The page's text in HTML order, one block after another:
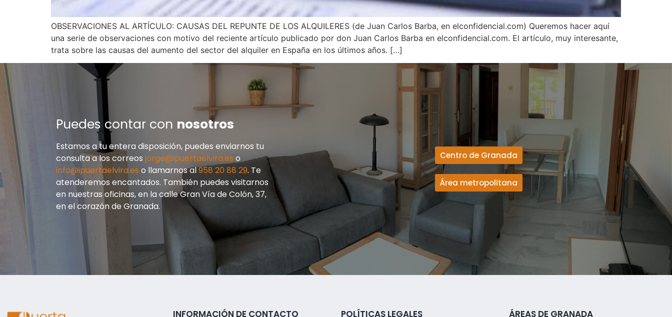
OBSERVACIONES AL ARTÍCULO: CAUSAS DEL REPUNTE DE LOS ALQUILERES (de Juan Carlos Barba, en elconfidencial.com) Queremos hacer aquí
una serie de observaciones con motivo del reciente artículo publicado por don Juan Carlos Barba en elconfidencial.com. El artículo, muy interesante,
trata sobre las causas del aumento del sector del alquiler en España en los últimos años. […]
Puedes contar con nosotros
Estamos a tu entera disposición, puedes enviarnos tu
consulta a los correos jorge@ipuertaelvira.es o
info@ipuertaelvira.es o llamarnos al958 20 88 29. Te
atenderemos encantados. También puedes visitarnos
en nuestras oficinas, en la calle Gran Vía de Colón, 37,
en el corazón de Granada.
Centro de Granada
Área metropolitana
INFORMACIÓN DE CONTACTO POLÍTICAS LEGALES ÁREAS DE GRANADA